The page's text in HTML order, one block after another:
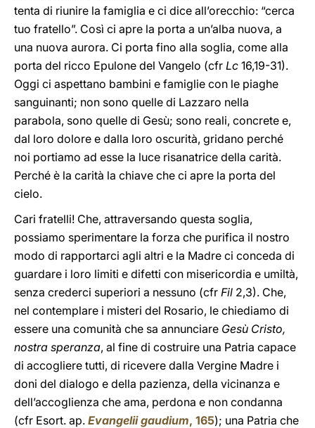
tenta di riunire la famiglia e ci dice all’orecchio: “cerca
tuo fratello”. Così ci apre la porta a un’alba nuova, a
una nuova aurora. Ci porta fino alla soglia, come alla
porta del ricco Epulone del Vangelo (cfr Lc 16,19-31).
Oggi ci aspettano bambini e famiglie con le piaghe
sanguinanti; non sono quelle di Lazzaro nella
parabola, sono quelle di Gesù; sono reali, concrete e,
dal loro dolore e dalla loro oscurità, gridano perché
noi portiamo ad esse la luce risanatrice della carità.
Perché è la carità la chiave che ci apre la porta del
cielo.
Cari fratelli! Che, attraversando questa soglia,
possiamo sperimentare la forza che purifica il nostro
modo di rapportarci agli altri e la Madre ci conceda di
guardare i loro limiti e difetti con misericordia e umiltà,
senza crederci superiori a nessuno (cfr Fil 2,3). Che,
nel contemplare i misteri del Rosario, le chiediamo di
essere una comunità che sa annunciare Gesù Cristo,
nostra speranza, al fine di costruire una Patria capace
di accogliere tutti, di ricevere dalla Vergine Madre i
doni del dialogo e della pazienza, della vicinanza e
dell’accoglienza che ama, perdona e non condanna
(cfr Esort. ap. Evangelii gaudium, 165); una Patria che